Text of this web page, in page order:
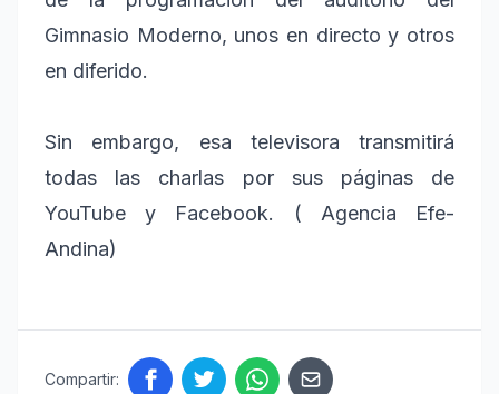
Gimnasio Moderno, unos en directo y otros
en diferido.
Sin embargo, esa televisora transmitirá
todas las charlas por sus páginas de
YouTube y Facebook. ( Agencia Efe-
Andina)
Compartir: